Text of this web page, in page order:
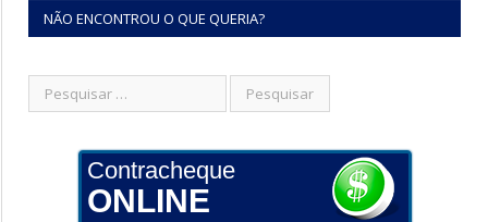
NÃO ENCONTROU O QUE QUERIA?
Contracheque
ONLINE